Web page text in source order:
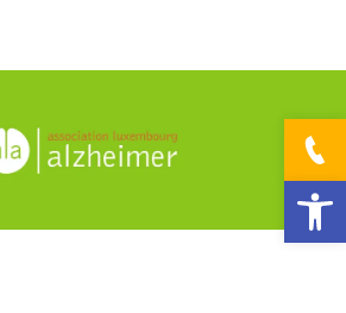
Ouvrir la